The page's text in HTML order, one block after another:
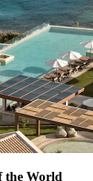
the World